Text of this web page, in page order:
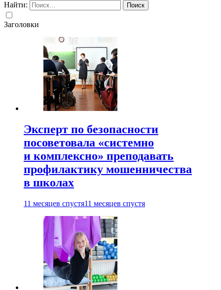
Найти:
Заголовки
Эксперт по безопасности
посоветовала «системно
и комплексно» преподавать
профилактику мошенничества
в школах
11 месяцев спустя11 месяцев спустя